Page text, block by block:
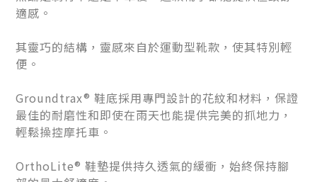
適感。
其靈巧的結構，靈感來自於運動型靴款，使其特別輕
便。
Groundtrax® 鞋底採用專門設計的花紋和材料，保證
最佳的耐磨性和即使在雨天也能提供完美的抓地力，
輕鬆操控摩托車。
OrthoLite® 鞋墊提供持久透氣的緩衝，始終保持腳